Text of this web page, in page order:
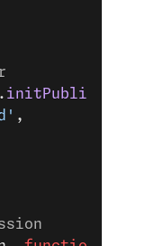
initPublisher
,